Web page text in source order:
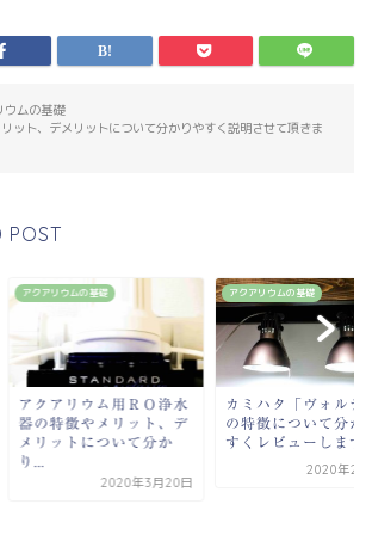
ウムの基礎
ット、デメリットについて分かりやすく説明させて頂きま
POST
アクアリウムの基礎
カミハタ「ヴォルテス」
の特徴について分かりや
すくレビューします。
アクアリウムの基礎